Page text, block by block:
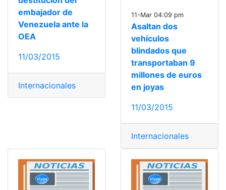
embajador de
Venezuela ante la
OEA
11/03/2015
Internacionales
11-Mar 04:09 pm
Asaltan dos
vehículos
blindados que
transportaban 9
millones de euros
en joyas
11/03/2015
Internacionales